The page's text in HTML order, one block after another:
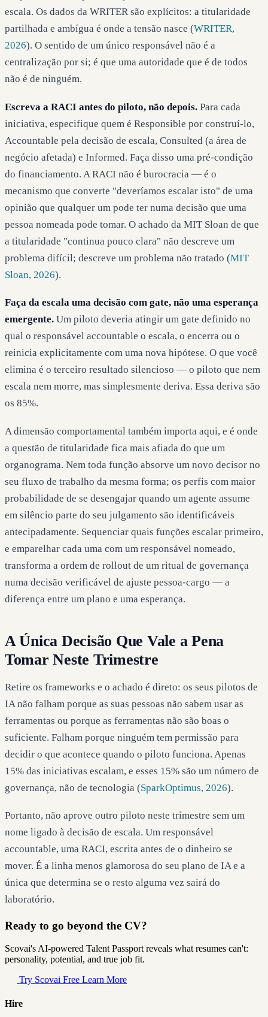
escala. Os dados da WRITER são explícitos: a titularidade
partilhada e ambígua é onde a tensão nasce (WRITER,
2026). O sentido de um único responsável não é a
centralização por si; é que uma autoridade que é de todos
não é de ninguém.
Escreva a RACI antes do piloto, não depois. Para cada
iniciativa, especifique quem é Responsible por construí-lo,
Accountable pela decisão de escala, Consulted (a área de
negócio afetada) e Informed. Faça disso uma pré-condição
do financiamento. A RACI não é burocracia — é o
mecanismo que converte "deveríamos escalar isto" de uma
opinião que qualquer um pode ter numa decisão que uma
pessoa nomeada pode tomar. O achado da MIT Sloan de que
a titularidade "continua pouco clara" não descreve um
problema difícil; descreve um problema não tratado (MIT
Sloan, 2026).
Faça da escala uma decisão com gate, não uma esperança
emergente. Um piloto deveria atingir um gate definido no
qual o responsável accountable o escala, o encerra ou o
reinicia explicitamente com uma nova hipótese. O que você
elimina é o terceiro resultado silencioso — o piloto que nem
escala nem morre, mas simplesmente deriva. Essa deriva são
os 85%.
A dimensão comportamental também importa aqui, e é onde
a questão de titularidade fica mais afiada do que um
organograma. Nem toda função absorve um novo decisor no
seu fluxo de trabalho da mesma forma; os perfis com maior
probabilidade de se desengajar quando um agente assume
em silêncio parte do seu julgamento são identificáveis
antecipadamente. Sequenciar quais funções escalar primeiro,
e emparelhar cada uma com um responsável nomeado,
transforma a ordem de rollout de um ritual de governança
numa decisão verificável de ajuste pessoa-cargo — a
diferença entre um plano e uma esperança.
A Única Decisão Que Vale a Pena
Tomar Neste Trimestre
Retire os frameworks e o achado é direto: os seus pilotos de
IA não falham porque as suas pessoas não sabem usar as
ferramentas ou porque as ferramentas não são boas o
suficiente. Falham porque ninguém tem permissão para
decidir o que acontece quando o piloto funciona. Apenas
15% das iniciativas escalam, e esses 15% são um número de
governança, não de tecnologia (SparkOptimus, 2026).
Portanto, não aprove outro piloto neste trimestre sem um
nome ligado à decisão de escala. Um responsável
accountable, uma RACI, escrita antes de o dinheiro se
mover. É a linha menos glamorosa do seu plano de IA e a
única que determina se o resto alguma vez sairá do
laboratório.
Ready to go beyond the CV?
Scovai's AI-powered Talent Passport reveals what resumes can't:
personality, potential, and true job fit.
Try Scovai Free Learn More
Hire